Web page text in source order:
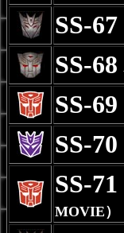
SS-
SS-
SS-
SS-
SS-
MOVIE）